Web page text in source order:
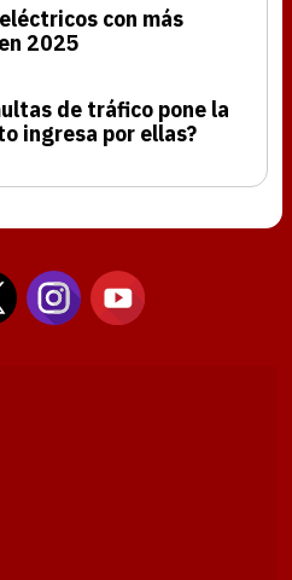
con más
2025
de tráfico pone la
ingresa por ellas?